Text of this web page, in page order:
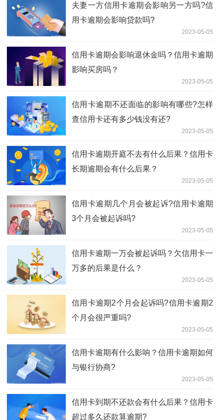
夫妻一方信用卡逾期会影响另一方吗?信
用卡逾期会影响贷款吗?
2023-05-05
信用卡逾期会影响退休金吗？信用卡逾期
影响买房吗？
2023-05-05
信用卡逾期不还面临的影响有哪些?怎样
查信用卡还有多少钱没有还?
2023-05-05
信用卡逾期开庭不去有什么后果？信用卡
长期逾期会有什么后果？
2023-05-05
信用卡逾期几个月会被起诉?信用卡逾期
3个月会被起诉吗?
2023-05-05
信用卡逾期一万会被起诉吗？欠信用卡一
万多的后果是什么？
2023-05-05
信用卡逾期2个月会起诉吗?信用卡逾期2
个月会很严重吗?
2023-05-05
信用卡逾期有什么影响？信用卡逾期如何
与银行协商?
2023-05-05
信用卡到期不还款会有什么后果？信用卡
超过多久还款算逾期?